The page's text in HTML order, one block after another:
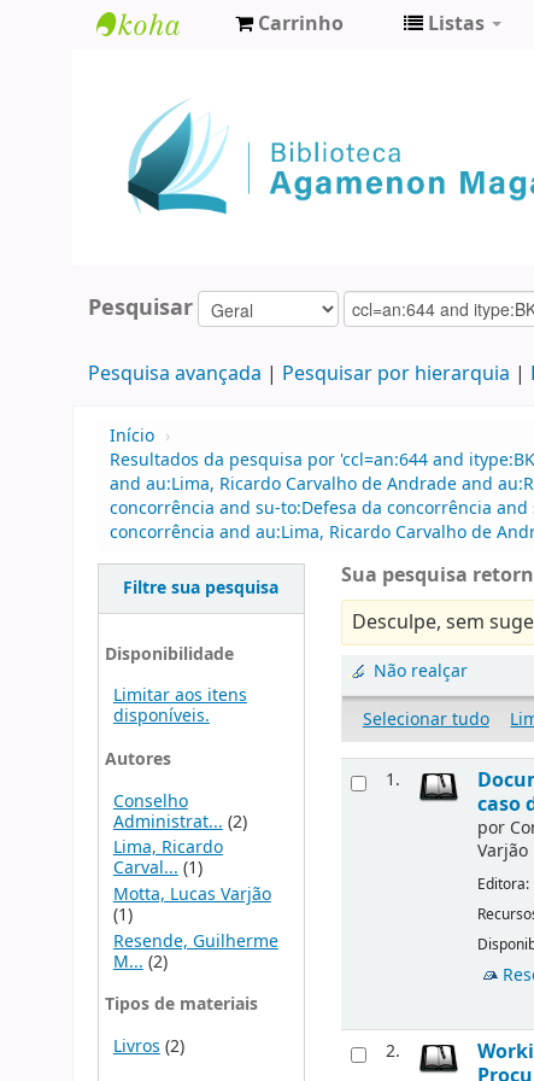
Agamenon
Magalhães
Carrinho Listas
Pesquisar
Pesquisa avançada Pesquisar por hierarquia
Início ›
Resultados da pesquisa por 'ccl=an:644 and
and au:Lima, Ricardo Carvalho de Andrade and
concorrência and su-to:Defesa da concorrência
concorrência and au:Lima, Ricardo Carvalho de
Filtre sua pesquisa
Disponibilidade
Limitar aos itens
disponíveis.
Autores
Conselho
Administrat... (2)
Lima, Ricardo
Carval...(1)
Motta, Lucas Varjão
(1)
Resende, Guilherme
M... (2)
Tipos de materiais
Livros (2)
Sua pesquisa
Desculpe, sem
Não realçar
Selecionar tudo
1.
caso
por
Varjão
Editora:
2.